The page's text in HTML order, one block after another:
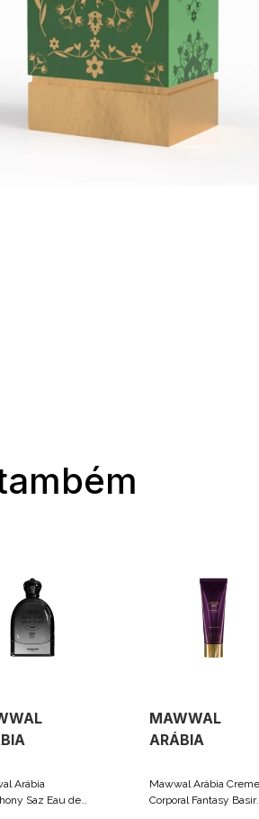
Arábia
Saz Eau de
MAWWAL
ARÁBIA
Mawwal Arábia Creme
Corporal Fantasy Basir